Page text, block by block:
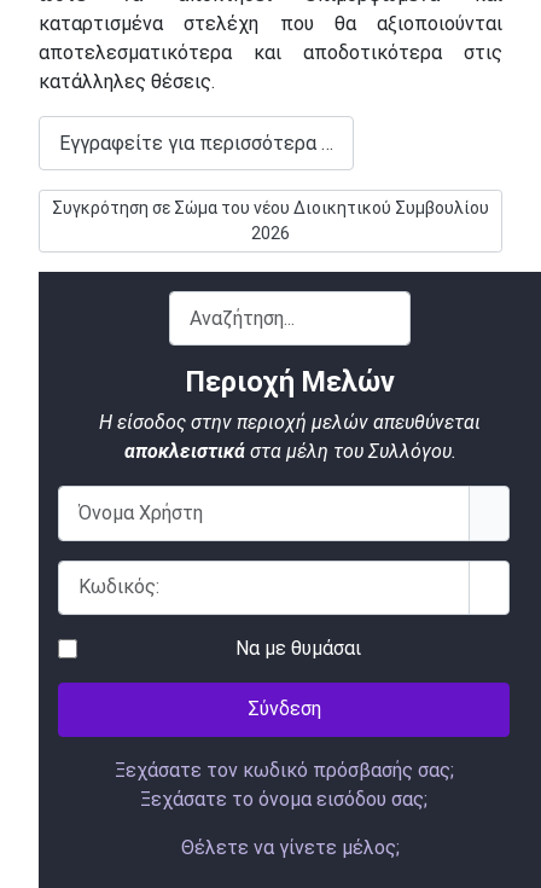
καταρτισμένα στελέχη που θα αξιοποιούνται
αποτελεσματικότερα και αποδοτικότερα στις
κατάλληλες θέσεις.
Εγγραφείτε για περισσότερα …
Επόμενο άρθρο: Συγκρότηση σε Σώμα του νέου Διοικητικού
Συγκρότηση σε Σώμα του νέου Διοικητικού Συμβουλίου
2026
Αναζήτηση...
Περιοχή Μελών
Η είσοδος στην περιοχή μελών απευθύνεται
αποκλειστικάστα μέλη του Συλλόγου.
Όνομα Χρήστη
Κωδικός:
Να με θυμάσαι
Σύνδεση
Ξεχάσατε τον κωδικό πρόσβασής σας;
Ξεχάσατε το όνομα εισόδου σας;
Θέλετε να γίνετε μέλος;